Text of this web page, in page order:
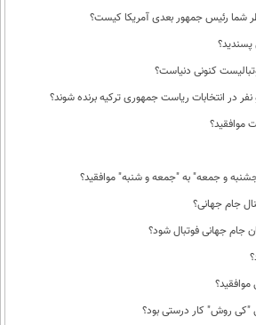
شما رئیس جمهور بعدی آمریکا کیست؟
پسندید؟
کنونی دنیاست؟
در انتخابات ریاست جمهوری ترکیه برنده شوند؟
موافقید؟
و جمعه" به "جمعه و شنبه" موافقید؟
جام جهانی؟
جام جهانی فوتبال شود؟
موافقید؟
"کی روش" کار درستی بود؟